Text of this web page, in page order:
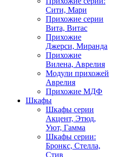
Сити, Мари
Прихожие серии
Вита, Витас
Прихожие
Джерси, Миранда
Прихожие
Вилена, Аврелия
Модули прихожей
Аврелия
Прихожие МДФ
Шкафы
Шкафы серии
Акцент, Этюд,
Уют, Гамма
Шкафы серии:
Бронкс, Стелла,
Стив